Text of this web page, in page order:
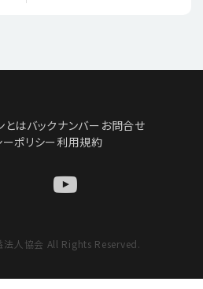
とはバックナンバー お問合せ
ポリシー利用規約
人協会 All Rights Reserved.